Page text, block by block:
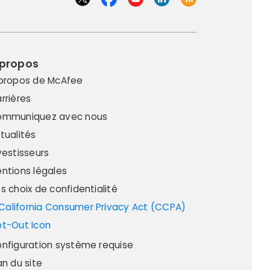
de McAfee
avec nous
légales
choix de confidentialité
système requise
du site